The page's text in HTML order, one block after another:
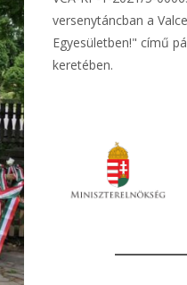
versenytáncban a
Egyesületben!" című
keretében.